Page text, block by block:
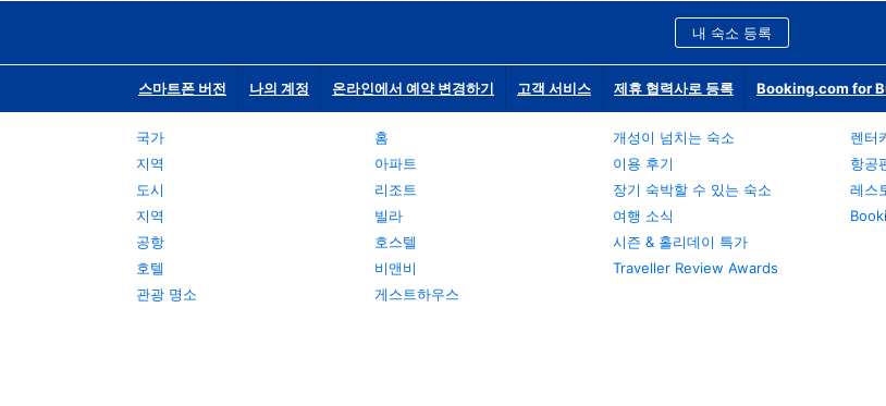
내 숙소 등록
스마트폰 버전 나의 계정 온라인에서 예약 변경하기 고객 서비스 제휴 협력사로 등록 Booking.com for
국가
지역
도시
지역
공항
호텔
관광 명소
홈
아파트
리조트
빌라
호스텔
비앤비
게스트하우스
개성이 넘치는 숙소
이용 후기
장기 숙박할 수 있는 숙소
여행 소식
시즌 & 홀리데이 특가
Traveller Review Awards
렌터
항공
레스